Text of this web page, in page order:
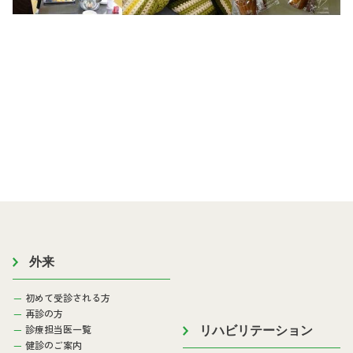
外来
初めて受診される方
再診の方
診療担当医一覧
健診のご案内
リハビリテーション